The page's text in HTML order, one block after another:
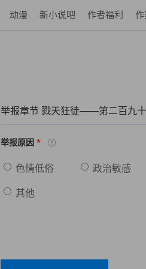
动漫 新小说吧 作者福利 作
举报章节 戮天狂徒——第二百九
举报原因 *
色情低俗 政治敏感
其他